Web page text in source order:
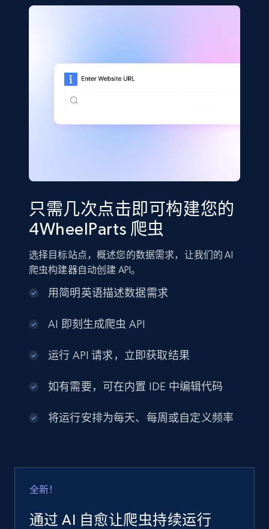
只需几次点击即可构建您的
4WheelParts 爬虫
选择目标站点，概述您的数据需求，让我们的 AI
爬虫构建器自动创建 API。
用简明英语描述数据需求
AI 即刻生成爬虫 API
运行 API 请求，立即获取结果
如有需要，可在内置 IDE 中编辑代码
将运行安排为每天、每周或自定义频率
全新！
通过 AI 自愈让爬虫持续运行